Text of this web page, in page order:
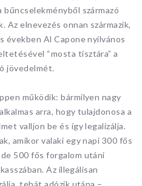
származó
Az elnevezés onnan származik,
években Al Capone nyilvános
“mosta tisztára” a
jövedelmét.
működik: bármilyen nagy
arra, hogy tulajdonosa a
valljon be és így legalizálja.
amikor valaki egy napi 300 fős
500 fős forgalom utáni
Az illegálisan
tehát adózik utána –